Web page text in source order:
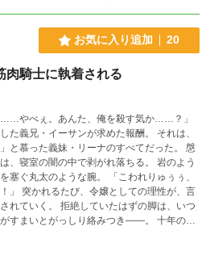
お気に入り追加 20
肉騎士に執着される
……やべぇ。あんた、俺を殺す気か……？」
義兄・イーサンが求めた報酬。 それは、
と慕った義妹・リーナのすべてだった。 慇
寝室の闇の中で剥がれ落ちる。 岩のよう
のような腕。 「こわれりゅぅぅ、
性が、言
ていたはずの脚は、いつ
まいとがっしり絡みつき――。 十年の渇
まれる、逃げ場なき受胎告知。 圧倒的な
潰されるお話。